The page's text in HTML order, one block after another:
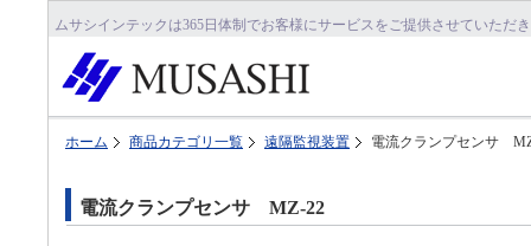
ムサシインテックは365日体制でお客様にサービスをご提供させていただ
ホーム 商品カテゴリ一覧 遠隔監視装置 電流クランプセンサ
電流クランプセンサ MZ-22